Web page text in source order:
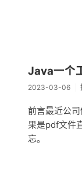
Java一个
2023-03-06
前言最近公
果是pdf文件
忘。